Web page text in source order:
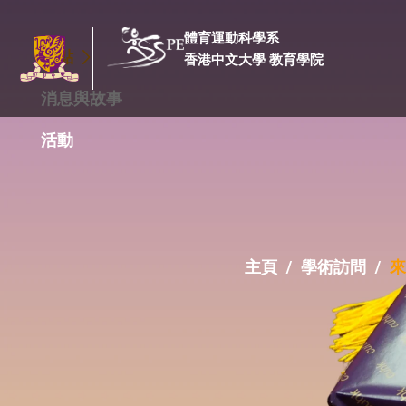
體育運動科學系
香港中文大學 教育學院
主頁 / 學術訪問 /
焦點
消息與故事
活動